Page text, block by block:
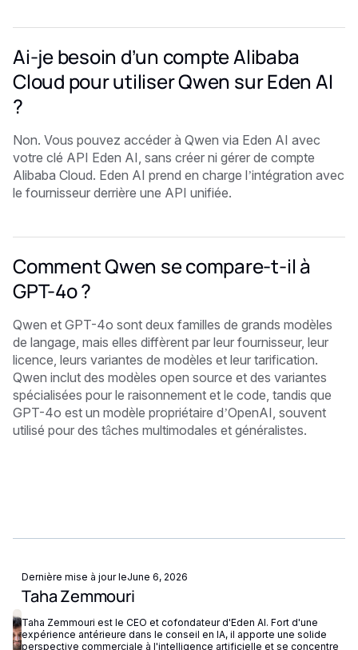
Ai-je besoin d’un compte Alibaba
Cloud pour utiliser Qwen sur Eden AI
?
Non. Vous pouvez accéder à Qwen via Eden AI avec
votre clé API Eden AI, sans créer ni gérer de compte
Alibaba Cloud. Eden AI prend en charge l’intégration avec
le fournisseur derrière une API unifiée.
Comment Qwen se compare-t-il à
GPT-4o ?
Qwen et GPT-4o sont deux familles de grands modèles
de langage, mais elles diffèrent par leur fournisseur, leur
licence, leurs variantes de modèles et leur tarification.
Qwen inclut des modèles open source et des variantes
spécialisées pour le raisonnement et le code, tandis que
GPT-4o est un modèle propriétaire d’OpenAI, souvent
utilisé pour des tâches multimodales et généralistes.
Dernière mise à jour leJune 6, 2026
Taha Zemmouri
Taha Zemmouri est le CEO et cofondateur d'Eden AI. Fort d'une
expérience antérieure dans le conseil en IA, il apporte une solide
perspective commerciale à l'intelligence artificielle et se concentre